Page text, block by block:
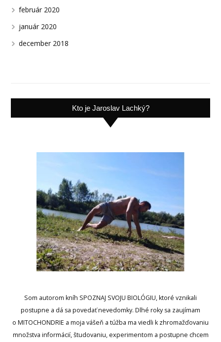
február 2020
január 2020
december 2018
Kto je Jaroslav Lachký?
Som autorom kníh SPOZNAJ SVOJU BIOLÓGIU, ktoré vznikali
postupne a dá sa povedať nevedomky. Dlhé roky sa zaujímam
o MITOCHONDRIE a moja vášeň a túžba ma viedli k zhromažďovaniu
množstva informácií, študovaniu, experimentom a postupne chcem